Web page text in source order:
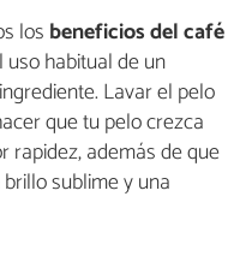
los beneficios del café
habitual de un
Lavar el pelo
que tu pelo crezca
rapidez, además de que
sublime y una